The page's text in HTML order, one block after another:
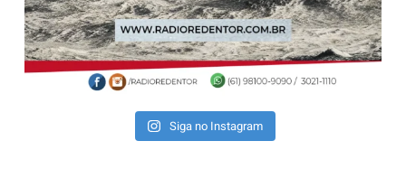
Siga no Instagram